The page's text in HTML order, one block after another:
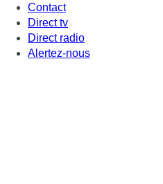
Contact
Direct tv
Direct radio
Alertez-nous